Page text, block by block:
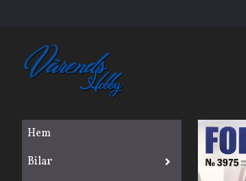
Hem
Bilar